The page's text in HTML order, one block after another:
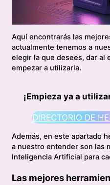
Aquí encontrarás las
actualmente tenemos a
elegir la que desees, dar al
empezar a utilizarla.
¡Empieza ya a
DIRECTORIO DE
Además, en este apartado
a nuestro entender son las
Inteligencia Artificial para
Las mejores